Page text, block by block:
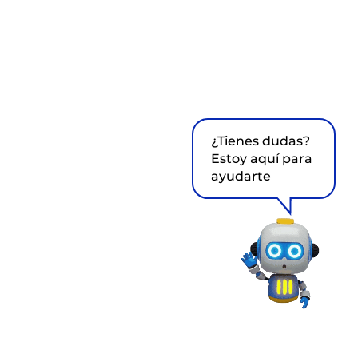
¿Tienes dudas?
Estoy aquí para
ayudarte